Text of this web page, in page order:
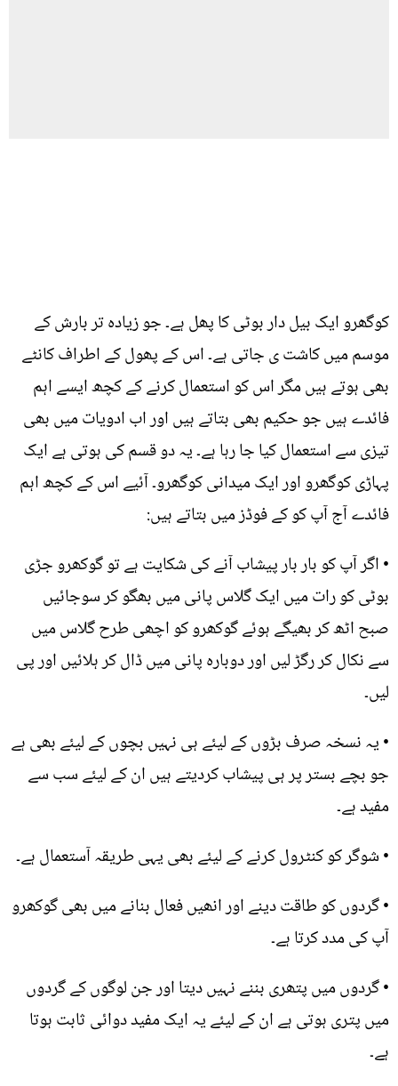
کوگھرو ایک بیل دار بوٹی کا پھل ہے۔ جو زیادہ تر بارش کے
موسم میں کاشت ی جاتی ہے۔ اس کے پھول کے اطراف کانٹے
بھی ہوتے ہیں مگر اس کو استعمال کرنے کے کچھ ایسے اہم
فائدے ہیں جو حکیم بھی بتاتے ہیں اور اب ادویات میں بھی
تیزی سے استعمال کیا جا رہا ہے۔ یہ دو قسم کی ہوتی ہے ایک
پہاڑی کوگھرو اور ایک میدانی کوگھرو۔ آئیے اس کے کچھ اہم
فائدے آج آپ کو کے فوڈز میں بتاتے ہیں:
• اگر آپ کو بار بار پیشاب آنے کی شکایت ہے تو گوکھرو جڑی
بوٹی کو رات میں ایک گلاس پانی میں بھگو کر سوجائیں
صبح اٹھ کر بھیگے ہوئے گوکھرو کو اچھی طرح گلاس میں
سے نکال کر رگڑ لیں اور دوبارہ پانی میں ڈال کر ہلائیں اور پی
لیں۔
• یہ نسخہ صرف بڑوں کے لیئے ہی نہیں بچوں کے لیئے بھی ہے
جو بچے بستر پر ہی پیشاب کردیتے ہیں ان کے لیئے سب سے
مفید ہے۔
• شوگر کو کنٹرول کرنے کے لیئے بھی یہی طریقہ آستعمال ہے۔
• گردوں کو طاقت دینے اور انھیں فعال بنانے میں بھی گوکھرو
آپ کی مدد کرتا ہے۔
• گردوں میں پتھری بننے نہیں دیتا اور جن لوگوں کے گردوں
میں پتری ہوتی ہے ان کے لیئے یہ ایک مفید دوائی ثابت ہوتا
ہے۔